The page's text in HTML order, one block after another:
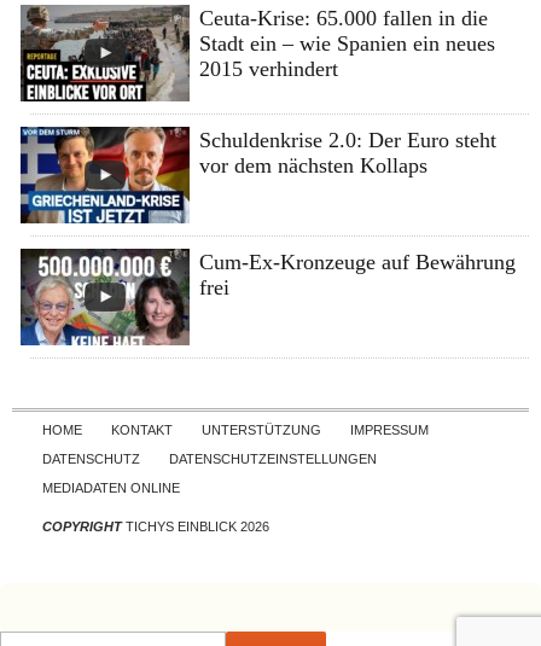
Ceuta-Krise: 65.000 fallen in die
Stadt ein – wie Spanien ein neues
2015 verhindert
Schuldenkrise 2.0: Der Euro steht
vor dem nächsten Kollaps
Cum-Ex-Kronzeuge auf Bewährung
frei
Skip to content
HOME KONTAKT UNTERSTÜTZUNG
IMPRESSUM
DATENSCHUTZ
DATENSCHUTZEINSTELLUNGEN
MEDIADATEN ONLINE
COPYRIGHTTICHYS EINBLICK 2026